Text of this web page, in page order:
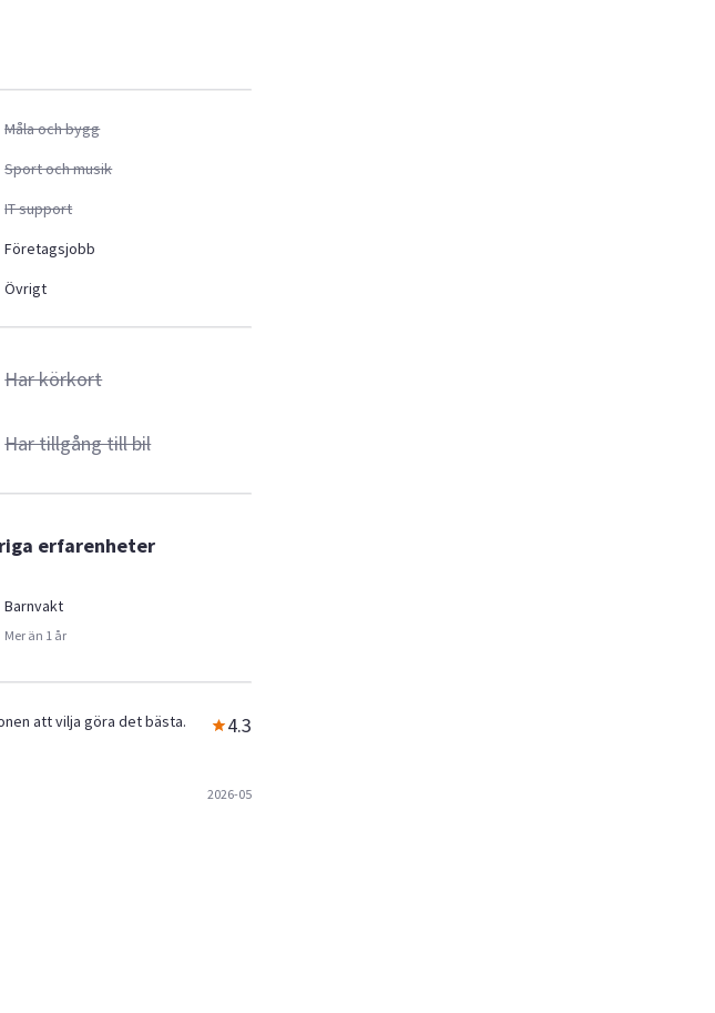
Måla och bygg
Sport och musik
IT support
Företagsjobb
Övrigt
Har körkort
Har tillgång till bil
erfarenheter
Barnvakt
Mer än 1 år
att vilja göra det bästa.
4.3
2026-05